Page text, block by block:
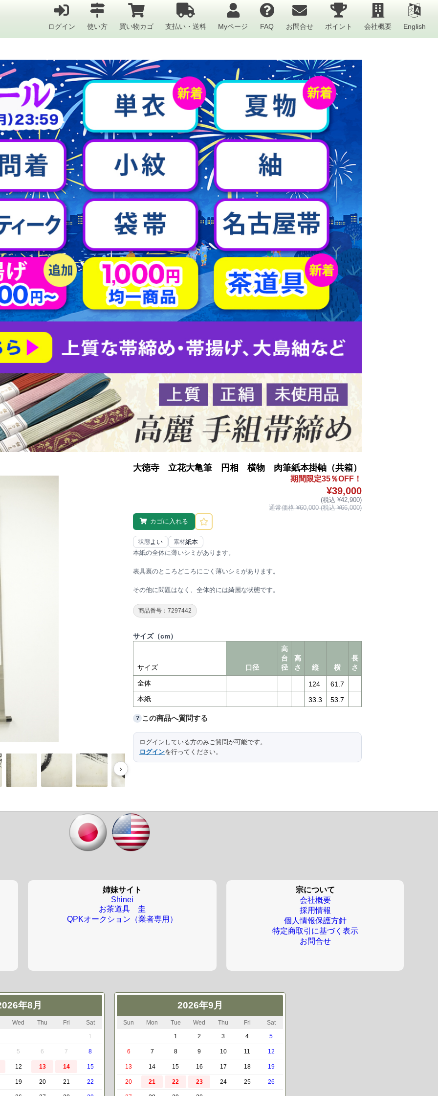
ログイン 使い方 買い物カゴ 支払い・送料 Myページ FAQ お問合せ ポイント 会社概要 English
›
大徳寺 立花大亀筆 円相 横物 肉筆紙本掛軸（共箱）
期間限定35％OFF！
¥39,000
(税込 ¥42,900)
通常価格 ¥60,000 (税込 ¥66,000)
カゴに入れる
状態よい 素材紙本
本紙の全体に薄いシミがあります。
表具裏のところどころにごく薄いシミがあります。
その他に問題はなく、全体的には綺麗な状態です。
商品番号：7297442
サイズ（cm）
サイズ 口径
高
台
径
高
さ
縦 横
長
さ
全体
124
61.7
本紙
33.3 53.7
? この商品へ質問する
ログインしている方のみご質問が可能です。
ログインを行ってください。
姉妹サイト
Shinei
お茶道具 圭
QPKオークション（業者専用）
宗について
会社概要
採用情報
個人情報保護方針
特定商取引に基づく表示
お問合せ
年8月
Wed Thu Fri
Sat
1
5 6 7 8
12 13 14 15
19 20 21 22
2026年9月
Sun Mon Tue Wed Thu Fri
Sat
1
2 3 4 5
6 7 8 9 10 11 12
13 14 15 16 17 18 19
20 21 22 23 24 25 26